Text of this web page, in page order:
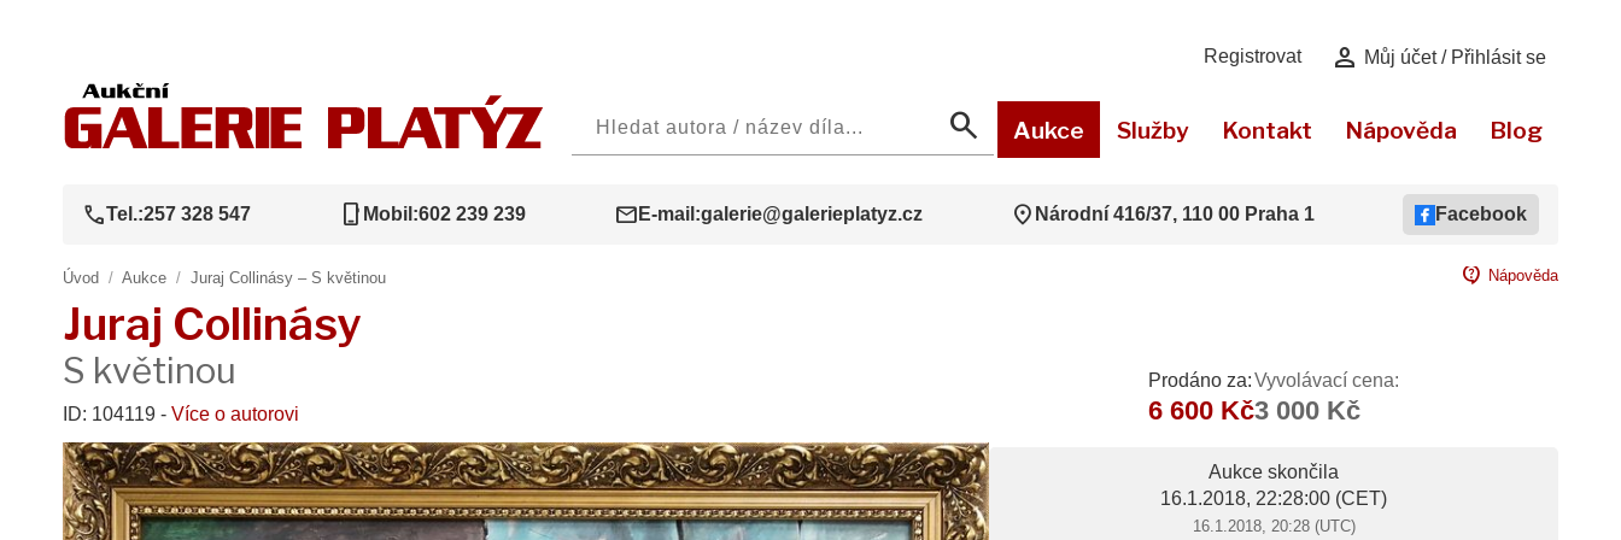
Registrovat person Můj účet / Přihlásit se
search Aukce Služby Kontakt Nápověda Blog
callTel.:257 328 547 phone_iphone Mobil:602 239 239 mail E-mail:galerie@galerieplatyz.cz location_on Národní 416/37, 110 00 Praha 1 Facebook
Úvod / Aukce / Juraj Collinásy – S květinou contact_support Nápověda
Juraj Collinásy
S květinou
ID: 104119 - Více o autorovi
Prodáno za:
6 600 Kč
Vyvolávací cena:
3 000 Kč
Aukce skončila
16.1.2018, 22:28:00 (CET)
16.1.2018, 20:28 (UTC)